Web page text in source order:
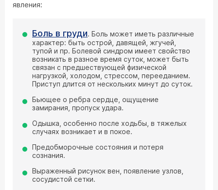
явления:
Боль в груди. Боль может иметь различные
характер: быть острой, давящей, жгучей,
тупой и пр. Болевой синдром имеет свойство
возникать в разное время суток, может быть
связан с предшествующей физической
нагрузкой, холодом, стрессом, перееданием.
Приступ длится от нескольких минут до суток.
Бьющее о ребра сердце, ощущение
замирания, пропуск удара.
Одышка, особенно после ходьбы, в тяжелых
случаях возникает и в покое.
Предобморочные состояния и потеря
сознания.
Выраженный рисунок вен, появление узлов,
сосудистой сетки.